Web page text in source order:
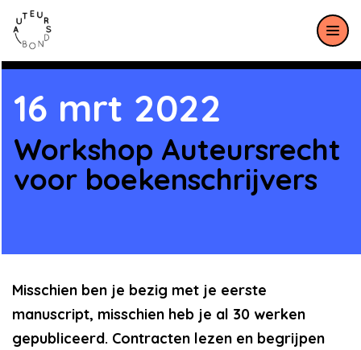
Meteen naar de content
16 mrt 2022
Workshop Auteursrecht
voor boekenschrijvers
Misschien ben je bezig met je eerste
manuscript, misschien heb je al 30 werken
gepubliceerd. Contracten lezen en begrijpen